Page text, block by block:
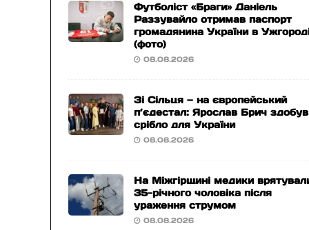
Футболіст «Браги» Даніель
Раззувайло отримав паспорт
громадянина України в
(фото)
08.08.2026
Зі Сільця — на європейський
п’єдестал: Ярослав Брич здобув
срібло для України
08.08.2026
На Міжгірщині медики
35-річного чоловіка після
ураження струмом
08.08.2026